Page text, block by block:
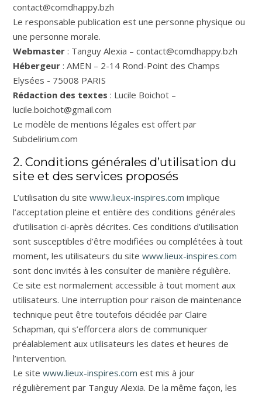
contact@comdhappy.bzh
Le responsable publication est une personne physique ou
une personne morale.
Webmaster : Tanguy Alexia – contact@comdhappy.bzh
Hébergeur : AMEN – 2-14 Rond-Point des Champs
Elysées - 75008 PARIS
Rédaction des textes : Lucile Boichot –
lucile.boichot@gmail.com
Le modèle de mentions légales est offert par
Subdelirium.com
2. Conditions générales d’utilisation du
site et des services proposés
L’utilisation du sitewww.lieux-inspires.com implique
l’acceptation pleine et entière des conditions générales
d’utilisation ci-après décrites. Ces conditions d’utilisation
sont susceptibles d’être modifiées ou complétées à tout
moment, les utilisateurs du sitewww.lieux-inspires.com
sont donc invités à les consulter de manière régulière.
Ce site est normalement accessible à tout moment aux
utilisateurs. Une interruption pour raison de maintenance
technique peut être toutefois décidée par Claire
Schapman, qui s’efforcera alors de communiquer
préalablement aux utilisateurs les dates et heures de
l’intervention.
Le sitewww.lieux-inspires.com est mis à jour
régulièrement par Tanguy Alexia. De la même façon, les